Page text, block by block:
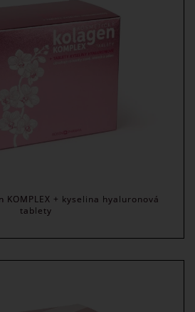
KOMPLEX + kyselina hyaluronová
tablety